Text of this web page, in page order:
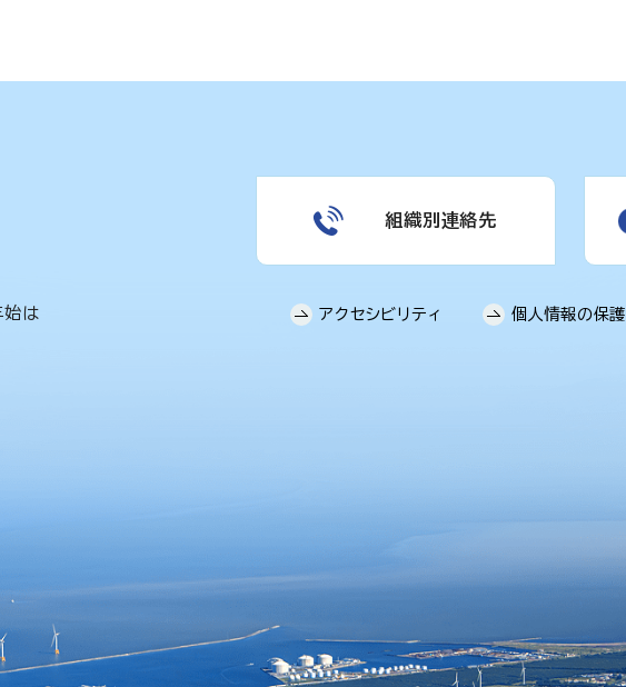
始は
組織別連絡先
アクセシビリティ 個人情報の保護